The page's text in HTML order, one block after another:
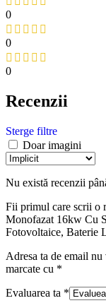
0
0
0
Recenzii
Sterge filtre
Doar imagini
Nu există recenzii
Fii primul care scrii o
Monofazat 16kw Cu
Fotovoltaice, Baterie
Adresa ta de email
marcate cu *
Evaluarea ta *